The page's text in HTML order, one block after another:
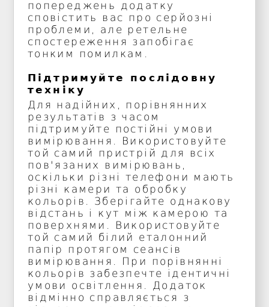
попереджень додатку
сповістить вас про серйозні
проблеми, але ретельне
спостереження запобігає
тонким помилкам.
Підтримуйте послідовну
техніку
Для надійних, порівнянних
результатів з часом
підтримуйте постійні умови
вимірювання. Використовуйте
той самий пристрій для всіх
пов'язаних вимірювань,
оскільки різні телефони мають
різні камери та обробку
кольорів. Зберігайте однакову
відстань і кут між камерою та
поверхнями. Використовуйте
той самий білий еталонний
папір протягом сеансів
вимірювання. При порівнянні
кольорів забезпечте ідентичні
умови освітлення. Додаток
відмінно справляється з